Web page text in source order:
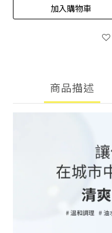
加入購物車
商品描述